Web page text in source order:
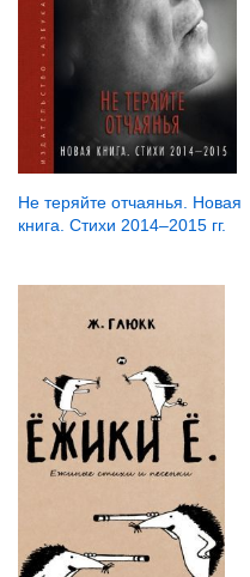
Не теряйте отчаянья. Новая
книга. Стихи 2014–2015 гг.